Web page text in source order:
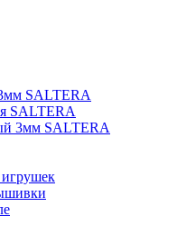
SALTERA
SALTERA
3мм SALTERA
игрушек